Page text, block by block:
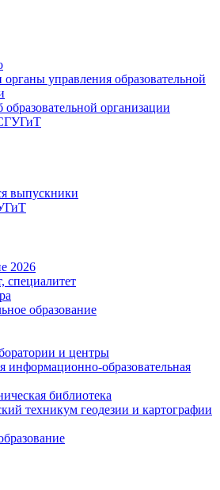
органы управления образовательной
образовательной организации
выпускники
2026
специалитет
образование
и центры
информационно-образовательная
библиотека
техникум геодезии и картографии